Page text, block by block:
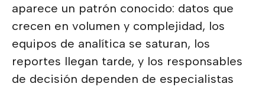
aparece un patrón conocido: datos que
crecen en volumen y complejidad, los
equipos de analítica se saturan, los
reportes llegan tarde, y los responsables
de decisión dependen de especialistas